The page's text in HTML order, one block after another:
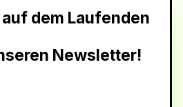
dem Laufenden
Newsletter!